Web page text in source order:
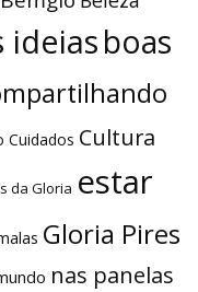
ideiasboas
Cuidados Cultura
da Gloria estar
Gloria Pires
nas panelas